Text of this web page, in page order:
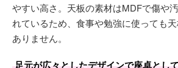
やすい高さ。天板の素材はMDFで傷や
れているため、食事や勉強に使っても
ありません。
足元が広々としたデザインで座卓とし